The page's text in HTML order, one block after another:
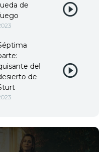
de
del
de